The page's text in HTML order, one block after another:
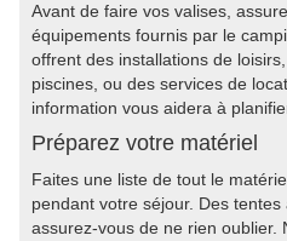
Avant de faire vos valises,
équipements fournis par le
offrent des installations de
piscines, ou des services de
information vous aidera à
Préparez votre matériel
Faites une liste de tout le
pendant votre séjour. Des tentes
assurez-vous de ne rien oublier.